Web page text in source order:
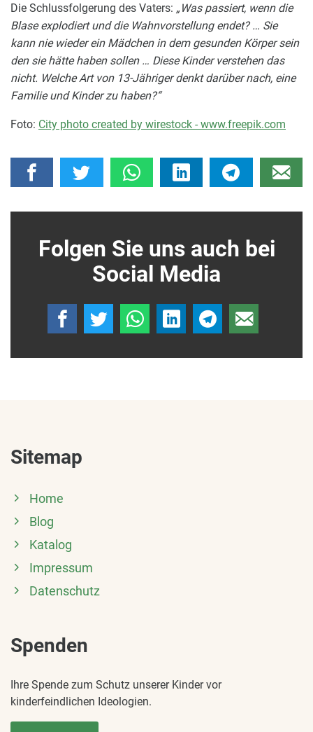
Die Schlussfolgerung des Vaters: „Was passiert, wenn die
Blase explodiert und die Wahnvorstellung endet? … Sie
kann nie wieder ein Mädchen in dem gesunden Körper sein
den sie hätte haben sollen … Diese Kinder verstehen das
nicht. Welche Art von 13-Jähriger denkt darüber nach, eine
Familie und Kinder zu haben?“
Foto: City photo created by wirestock - www.freepik.com
Folgen Sie uns auch bei
Social Media
Sitemap
Home
Blog
Katalog
Impressum
Datenschutz
Spenden
Ihre Spende zum Schutz unserer Kinder vor
kinderfeindlichen Ideologien.